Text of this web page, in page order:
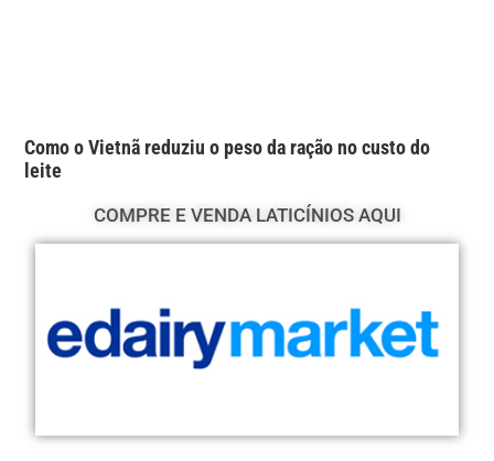
Como o Vietnã reduziu o peso da ração no custo do
leite
COMPRE E VENDA LATICÍNIOS AQUI